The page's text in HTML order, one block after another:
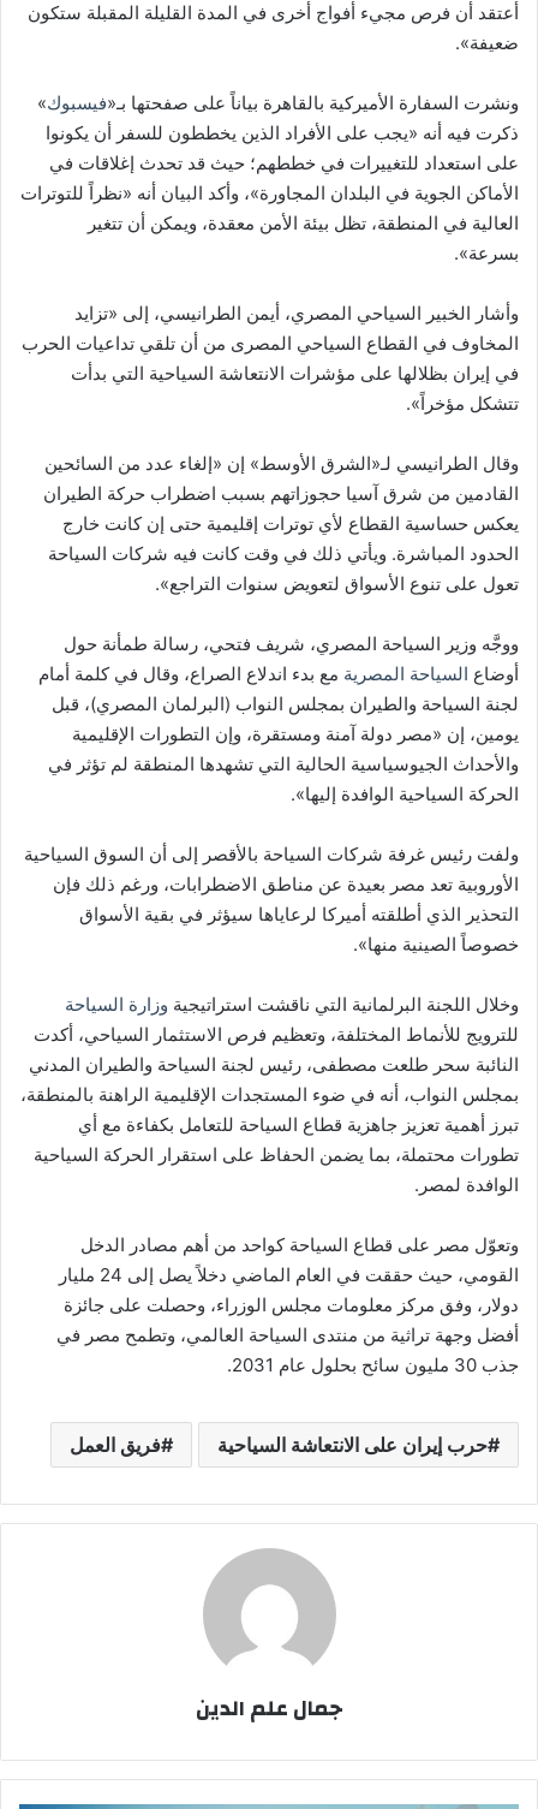
أعتقد أن فرص مجيء أفواج أخرى في المدة القليلة المقبلة ستكون
ضعيفة».
ونشرت السفارة الأميركية بالقاهرة بياناً على صفحتها بـ«فيسبوك»
ذكرت فيه أنه «يجب على الأفراد الذين يخططون للسفر أن يكونوا
على استعداد للتغييرات في خططهم؛ حيث قد تحدث إغلاقات في
الأماكن الجوية في البلدان المجاورة»، وأكد البيان أنه «نظراً للتوترات
العالية في المنطقة، تظل بيئة الأمن معقدة، ويمكن أن تتغير
بسرعة».
وأشار الخبير السياحي المصري، أيمن الطرانيسي، إلى «تزايد
المخاوف في القطاع السياحي المصرى من أن تلقي تداعيات الحرب
في إيران بظلالها على مؤشرات الانتعاشة السياحية التي بدأت
تتشكل مؤخراً».
وقال الطرانيسي لـ«الشرق الأوسط» إن «إلغاء عدد من السائحين
القادمين من شرق آسيا حجوزاتهم بسبب اضطراب حركة الطيران
يعكس حساسية القطاع لأي توترات إقليمية حتى إن كانت خارج
الحدود المباشرة. ويأتي ذلك في وقت كانت فيه شركات السياحة
تعول على تنوع الأسواق لتعويض سنوات التراجع».
ووجَّه وزير السياحة المصري، شريف فتحي، رسالة طمأنة حول
أوضاع السياحة المصرية مع بدء اندلاع الصراع، وقال في كلمة أمام
لجنة السياحة والطيران بمجلس النواب (البرلمان المصري)، قبل
يومين، إن «مصر دولة آمنة ومستقرة، وإن التطورات الإقليمية
والأحداث الجيوسياسية الحالية التي تشهدها المنطقة لم تؤثر في
الحركة السياحية الوافدة إليها».
ولفت رئيس غرفة شركات السياحة بالأقصر إلى أن السوق السياحية
الأوروبية تعد مصر بعيدة عن مناطق الاضطرابات، ورغم ذلك فإن
التحذير الذي أطلقته أميركا لرعاياها سيؤثر في بقية الأسواق
خصوصاً الصينية منها».
وخلال اللجنة البرلمانية التي ناقشت استراتيجية وزارة السياحة
للترويج للأنماط المختلفة، وتعظيم فرص الاستثمار السياحي، أكدت
النائبة سحر طلعت مصطفى، رئيس لجنة السياحة والطيران المدني
بمجلس النواب، أنه في ضوء المستجدات الإقليمية الراهنة بالمنطقة،
تبرز أهمية تعزيز جاهزية قطاع السياحة للتعامل بكفاءة مع أي
تطورات محتملة، بما يضمن الحفاظ على استقرار الحركة السياحية
الوافدة لمصر.
وتعوّل مصر على قطاع السياحة كواحد من أهم مصادر الدخل
القومي، حيث حققت في العام الماضي دخلاً يصل إلى 24 مليار
دولار، وفق مركز معلومات مجلس الوزراء، وحصلت على جائزة
أفضل وجهة تراثية من منتدى السياحة العالمي، وتطمح مصر في
جذب 30 مليون سائح بحلول عام 2031.
حرب إيران على الانتعاشة السياحية فريق العمل
جمال علم الدين